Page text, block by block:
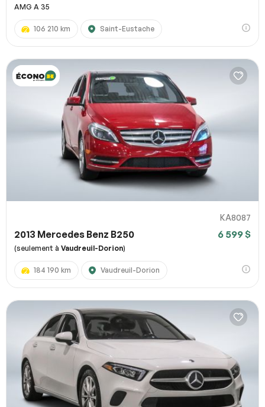
AMG A 35
106 210 km Saint-Eustache
KA8087
2013 Mercedes Benz B250 6 599 $
(seulement à Vaudreuil-Dorion)
184 190 km Vaudreuil-Dorion